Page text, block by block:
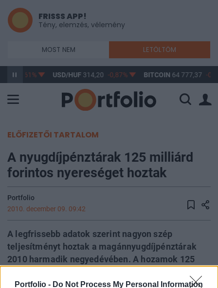
Portfolio - Do Not Process My Personal Information
FRISSS APP!
Tény, elemzés, vélemény
MOST NEM LETÖLTÖM
-0,61% USD/HUF314,20 -0,87% BITCOIN 64 777,37 -
ELŐFIZETŐI TARTALOM
A nyugdíjpénztárak 125 milliárd
forintos nyereséget hoztak
Portfolio
2010. december 09. 09:42
A legfrissebb adatok szerint nagyon szép
teljesítményt hoztak a magánnyugdíjpénztárak
2010 harmadik negyedévében. A hozamok 125
már összesítve 250 milliárd forintnál tartunk. Ha